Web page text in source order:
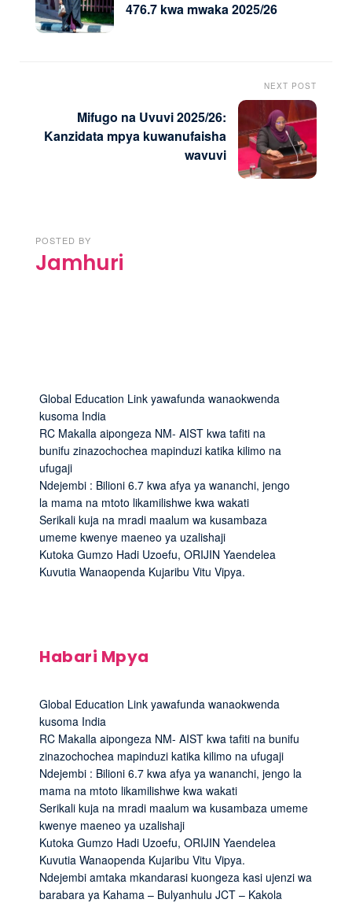
476.7 kwa mwaka 2025/26
NEXT POST
Mifugo na Uvuvi 2025/26:
Kanzidata mpya kuwanufaisha
wavuvi
POSTED BY
Jamhuri
Global Education Link yawafunda wanaokwenda
kusoma India
RC Makalla aipongeza NM- AIST kwa tafiti na
bunifu zinazochochea mapinduzi katika kilimo na
ufugaji
Ndejembi : Bilioni 6.7 kwa afya ya wananchi, jengo
la mama na mtoto likamilishwe kwa wakati
Serikali kuja na mradi maalum wa kusambaza
umeme kwenye maeneo ya uzalishaji
Kutoka Gumzo Hadi Uzoefu, ORIJIN Yaendelea
Kuvutia Wanaopenda Kujaribu Vitu Vipya.
Habari Mpya
Global Education Link yawafunda wanaokwenda
kusoma India
RC Makalla aipongeza NM- AIST kwa tafiti na bunifu
zinazochochea mapinduzi katika kilimo na ufugaji
Ndejembi : Bilioni 6.7 kwa afya ya wananchi, jengo la
mama na mtoto likamilishwe kwa wakati
Serikali kuja na mradi maalum wa kusambaza umeme
kwenye maeneo ya uzalishaji
Kutoka Gumzo Hadi Uzoefu, ORIJIN Yaendelea
Kuvutia Wanaopenda Kujaribu Vitu Vipya.
Ndejembi amtaka mkandarasi kuongeza kasi ujenzi wa
barabara ya Kahama – Bulyanhulu JCT – Kakola